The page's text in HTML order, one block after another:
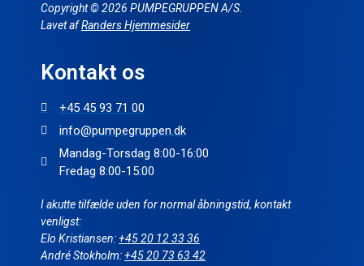
Kontakt os
+45 45 93 71 00
info@pumpegruppen.dk
Mandag-Torsdag 8:00-16:00
Fredag 8:00-15:00
I akutte tilfælde uden for normal åbningstid, kontakt
venligst:
Elo Kristiansen:+45 20 12 33 36
André Stokholm:+45 20 73 63 42
Copyright © 2026 PUMPEGRUPPEN A/S.
Lavet afRanders Hjemmesider